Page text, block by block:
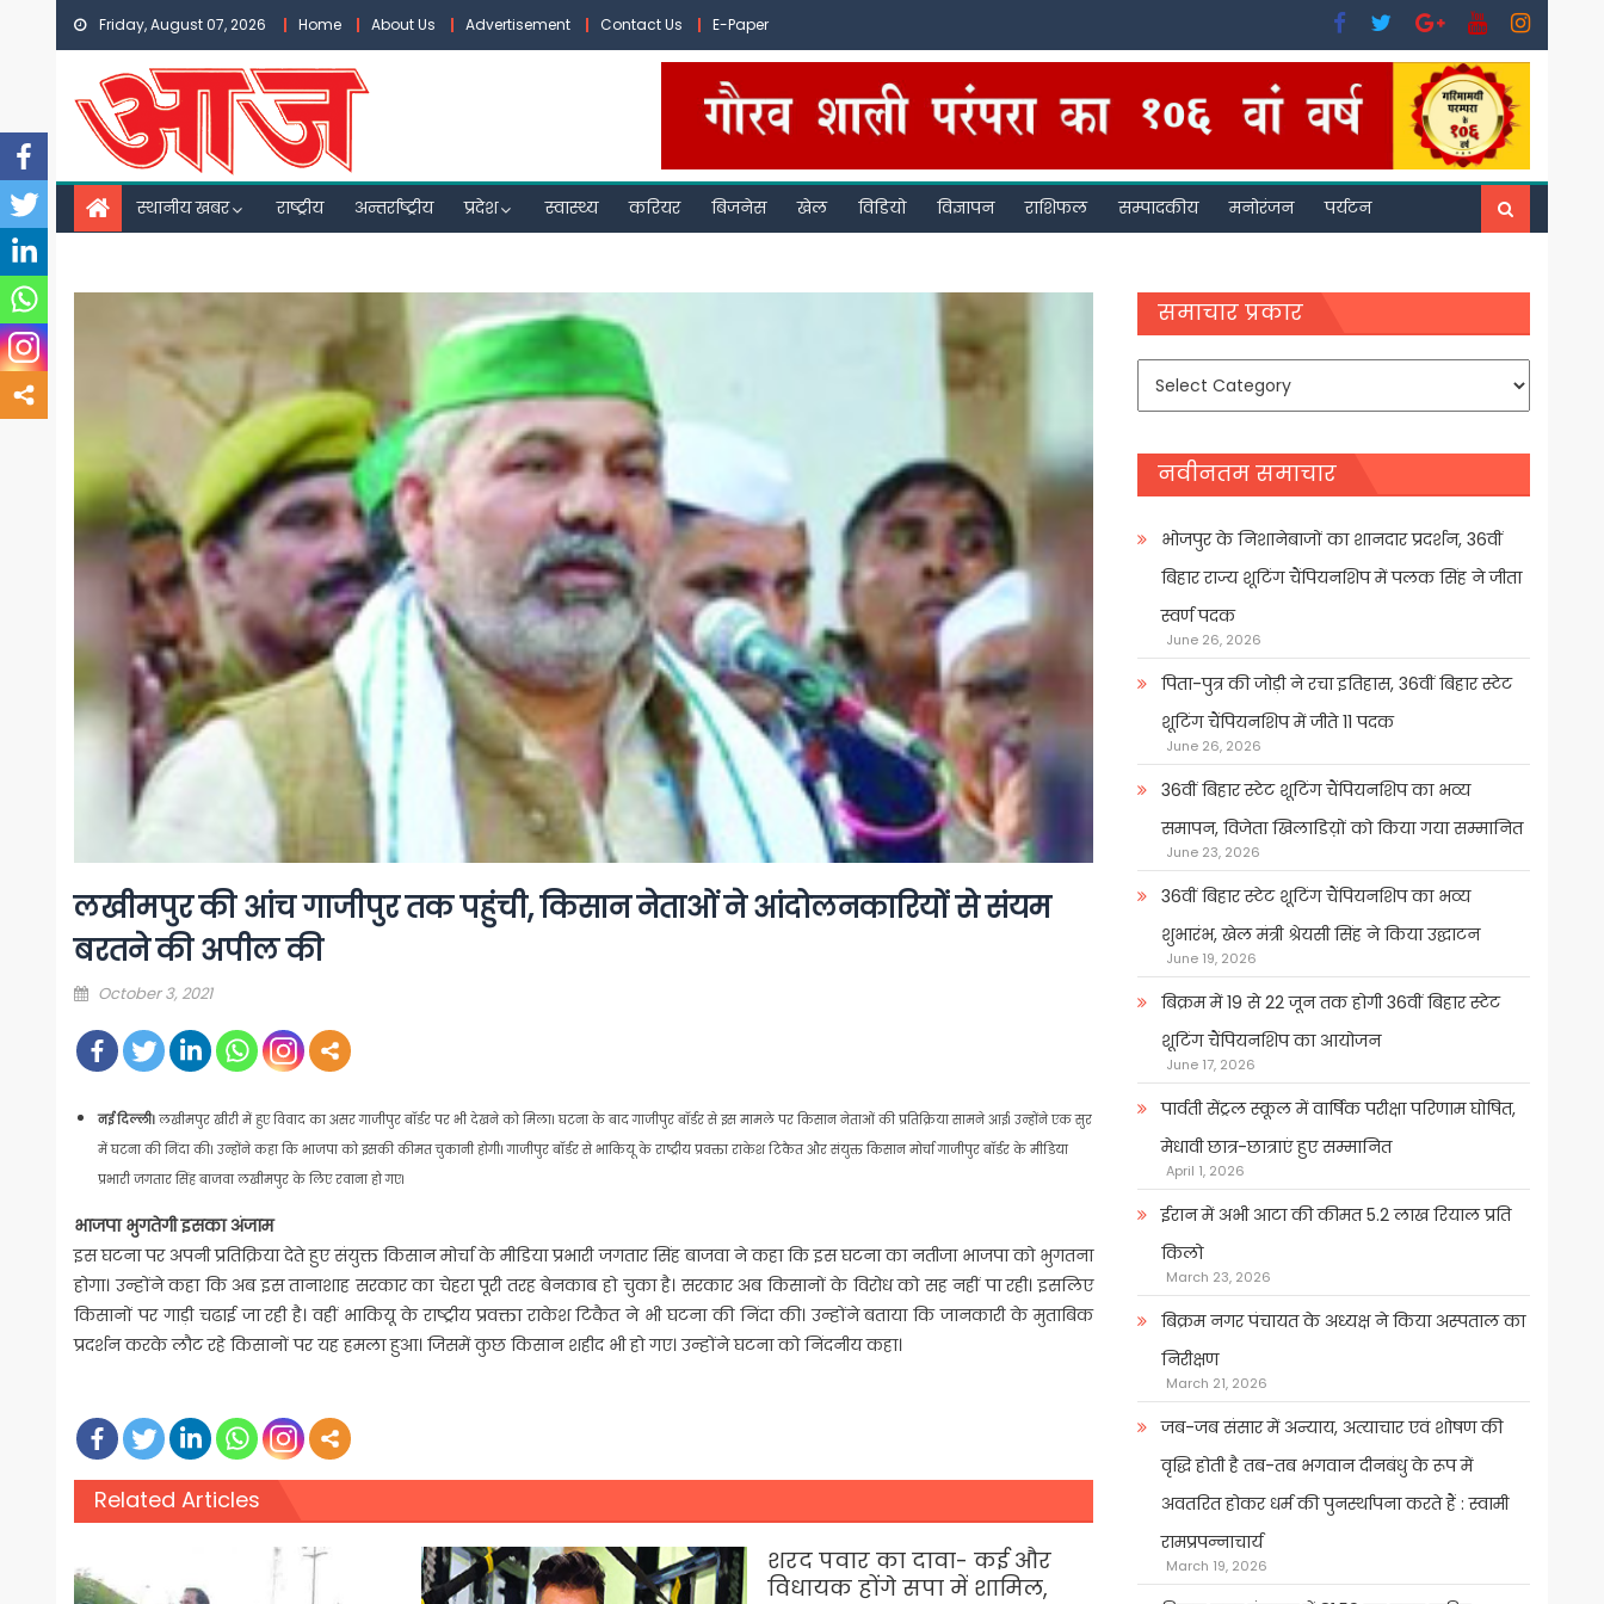
Skip
content
Friday, August 07, 2026 Home About Us Advertisement Contact Us E-Paper
स्थानीय खबर राष्ट्रीय अन्तर्राष्ट्रीय प्रदेश स्वास्थ्य करियर बिजनेस खेल विडियो विज्ञापन राशिफल सम्पादकीय मनोरंजन पर्यटन
लखीमपुर की आंच गाजीपुर तक पहुंची, किसान नेताओं ने आंदोलनकारियों से संयम
बरतने की अपील की
Posted
October 3, 2021
नई दिल्ली। लखीमपुर खीरी में हुए विवाद का असर गाजीपुर बॉर्डर पर भी देखने को मिला। घटना के बाद गाजीपुर बॉर्डर से इस मामले पर किसान नेताओं की प्रतिक्रिया सामने आई। उन्होंने एक सुर
में घटना की निंदा की। उन्होंने कहा कि भाजपा को इसकी कीमत चुकानी होगी। गाजीपुर बॉर्डर से भाकियू के राष्ट्रीय प्रवक्ता राकेश टिकैत और संयुक्त किसान मोर्चा गाजीपुर बॉर्डर के मीडिया
प्रभारी जगतार सिंह बाजवा लखीमपुर के लिए रवाना हो गए।
भाजपा भुगतेगी इसका अंजाम
इस घटना पर अपनी प्रतिक्रिया देते हुए संयुक्त किसान मोर्चा के मीडिया प्रभारी जगतार सिंह बाजवा ने कहा कि इस घटना का नतीजा भाजपा को भुगतना
होगा। उन्होंने कहा कि अब इस तानाशाह सरकार का चेहरा पूरी तरह बेनकाब हो चुका है। सरकार अब किसानों के विरोध को सह नहीं पा रही। इसलिए
किसानों पर गाड़ी चढाई जा रही है। वहीं भाकियू के राष्ट्रीय प्रवक्ता राकेश टिकैत ने भी घटना की निंदा की। उन्होंने बताया कि जानकारी के मुताबिक
प्रदर्शन करके लौट रहे किसानों पर यह हमला हुआ। जिसमें कुछ किसान शहीद भी हो गए। उन्होंने घटना को निंदनीय कहा।
Related Articles
शरद पवार का दावा- कई और
विधायक होंगे सपा में शामिल,
समाचार प्रकार
समाचार
नवीनतम समाचार
भोजपुर के निशानेबाजों का शानदार प्रदर्शन, 36वीं
बिहार राज्य शूटिंग चैंपियनशिप में पलक सिंह ने जीता
स्वर्ण पदक
June 26, 2026
पिता-पुत्र की जोड़ी ने रचा इतिहास, 36वीं बिहार स्टेट
शूटिंग चैंपियनशिप में जीते 11 पदक
June 26, 2026
36वीं बिहार स्टेट शूटिंग चैंपियनशिप का भव्य
समापन, विजेता खिलाडिय़ों को किया गया सम्मानित
June 23, 2026
36वीं बिहार स्टेट शूटिंग चैंपियनशिप का भव्य
शुभारंभ, खेल मंत्री श्रेयसी सिंह ने किया उद्घाटन
June 19, 2026
बिक्रम में 19 से 22 जून तक होगी 36वीं बिहार स्टेट
शूटिंग चैंपियनशिप का आयोजन
June 17, 2026
पार्वती सेंट्रल स्कूल में वार्षिक परीक्षा परिणाम घोषित,
मेधावी छात्र-छात्राएं हुए सम्मानित
April 1, 2026
ईरान में अभी आटा की कीमत 5.2 लाख रियाल प्रति
किलो
March 23, 2026
बिक्रम नगर पंचायत के अध्यक्ष ने किया अस्पताल का
निरीक्षण
March 21, 2026
जब-जब संसार में अन्याय, अत्याचार एवं शोषण की
वृद्धि होती है तब-तब भगवान दीनबंधु के रूप में
अवतरित होकर धर्म की पुनर्स्थापना करते हैं : स्वामी
रामप्रपन्नाचार्य
March 19, 2026